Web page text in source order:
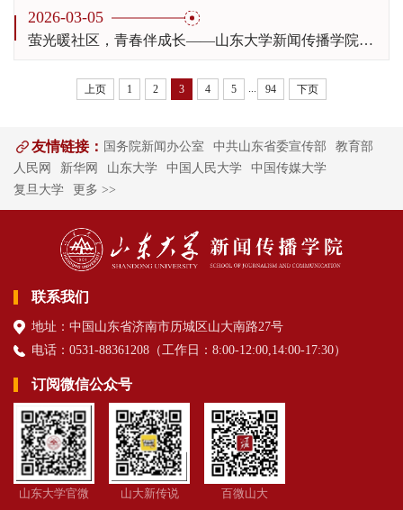
2026-03-05
萤光暖社区，青春伴成长——山东大学新闻传播学院助翔支教团“萤光同行”支教调研团珑岸社区寒假托管实践圆满落幕
上页 1 2 3 4 5 94 下页
友情链接： 国务院新闻办公室 中共山东省委宣传部
教育部
人民网
新华网 山东大学 中国人民大学
中国传媒大学
复旦大学
更多 >>
联系我们
地址：中国山东省济南市历城区山大南路27号
电话：0531-88361208（工作日 ：8:00-12:00,14:00-17:30）
订阅微信公众号
山东大学官微 山大新传说 百微山大